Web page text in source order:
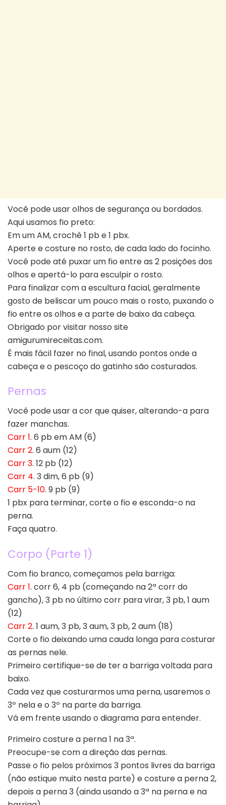
Você pode usar olhos de segurança ou bordados.
Aqui usamos fio preto:
Em um AM, crochê 1 pb e 1 pbx.
Aperte e costure no rosto, de cada lado do focinho.
Você pode até puxar um fio entre as 2 posições dos
olhos e apertá-lo para esculpir o rosto.
Para finalizar com a escultura facial, geralmente
gosto de beliscar um pouco mais o rosto, puxando o
fio entre os olhos e a parte de baixo da cabeça.
Obrigado por visitar nosso site
amigurumireceitas.com.
É mais fácil fazer no final, usando pontos onde a
cabeça e o pescoço do gatinho são costurados.
Pernas
Você pode usar a cor que quiser, alterando-a para
fazer manchas.
Carr 1. 6 pb em AM (6)
Carr 2. 6 aum (12)
Carr 3. 12 pb (12)
Carr 4. 3 dim, 6 pb (9)
Carr 5-10. 9 pb (9)
1 pbx para terminar, corte o fio e esconda-o na
perna.
Faça quatro.
Corpo (Parte 1)
Com fio branco, começamos pela barriga:
Carr 1. corr 6, 4 pb (começando na 2ª corr do
gancho), 3 pb no último corr para virar, 3 pb, 1 aum
(12)
Carr 2. 1 aum, 3 pb, 3 aum, 3 pb, 2 aum (18)
Corte o fio deixando uma cauda longa para costurar
as pernas nele.
Primeiro certifique-se de ter a barriga voltada para
baixo.
Cada vez que costurarmos uma perna, usaremos o
3º nela e o 3º na parte da barriga.
Vá em frente usando o diagrama para entender.
Primeiro costure a perna 1 na 3ª.
Preocupe-se com a direção das pernas.
Passe o fio pelos próximos 3 pontos livres da barriga
(não estique muito nesta parte) e costure a perna 2,
depois a perna 3 (ainda usando a 3ª na perna e na